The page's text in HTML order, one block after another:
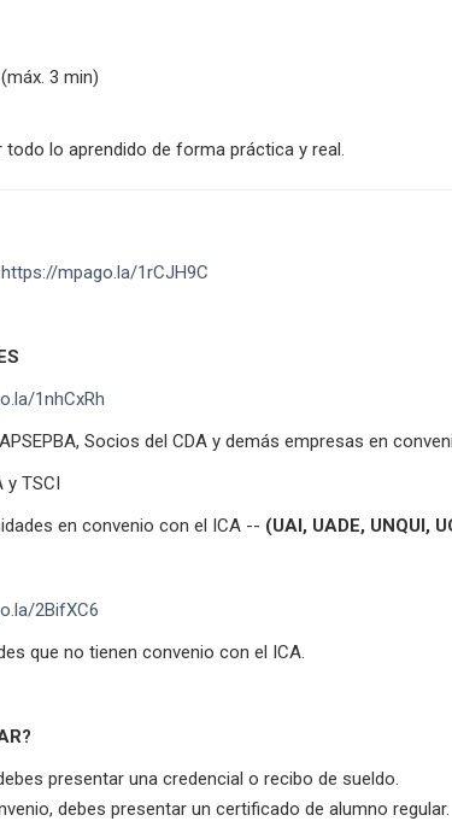
3 min)
lo aprendido de forma práctica y real.
https://mpago.la/1rCJH9C
1nhCxRh
Socios del CDA y demás empresas en
y TSCI
en convenio con el ICA -- (UAI, UADE, UNQUI,
2BifXC6
que no tienen convenio con el ICA.
presentar una credencial o recibo de sueldo.
debes presentar un certificado de alumno regular.